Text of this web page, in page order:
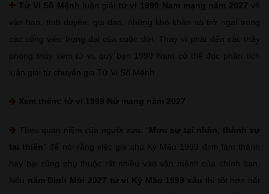
Tử Vi Số Mệnh luận giải tử vi 1999 Nam mạng năm 2027 về
vận hạn, tình duyên, gia đạo, những khó khăn và trở ngại trong
các công việc trọng đại của cuộc đời. Thay vì phải đến các thầy
phong thủy xem tử vi, quý bạn 1999 Nam có thể đọc phân tích
luận giải từ chuyên gia Tử Vi Số Mệnh.
Xem thêm: tử vi 1999 Nữ mạng năm 2027
Theo quan niệm của người xưa: “Mưu sự tại nhân, thành sự
tại thiên ” để nói rằng việc gia chủ Kỷ Mão 1999 định làm thành
hay bại cũng phụ thuộc rất nhiều vào vận mệnh của chính bạn.
Nếu năm Đinh Mùi 2027 tử vi Kỷ Mão 1999 xấu thì tốt hơn hết